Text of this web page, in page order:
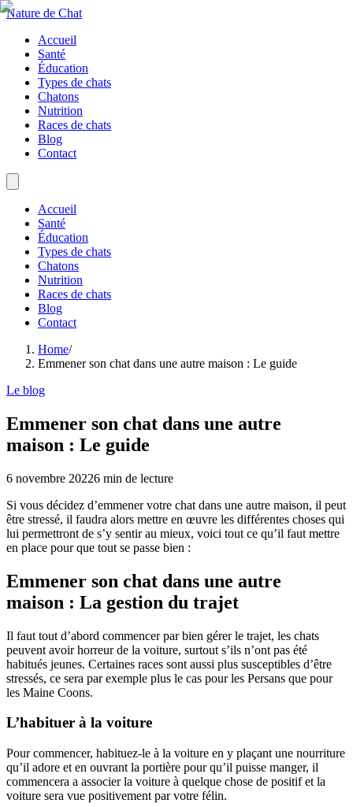
Nature de Chat
Accueil
Santé
Éducation
Types de chats
Chatons
Nutrition
Races de chats
Blog
Contact
Accueil
Santé
Éducation
Types de chats
Chatons
Nutrition
Races de chats
Blog
Contact
Home/
Emmener son chat dans une autre maison : Le guide
Le blog
Emmener son chat dans une autre
maison : Le guide
6 novembre 20226 min de lecture
Si vous décidez d’emmener votre chat dans une autre maison, il peut
être stressé, il faudra alors mettre en œuvre les différentes choses qui
lui permettront de s’y sentir au mieux, voici tout ce qu’il faut mettre
en place pour que tout se passe bien :
Emmener son chat dans une autre
maison : La gestion du trajet
Il faut tout d’abord commencer par bien gérer le trajet, les chats
peuvent avoir horreur de la voiture, surtout s’ils n’ont pas été
habitués jeunes. Certaines races sont aussi plus susceptibles d’être
stressés, ce sera par exemple plus le cas pour les Persans que pour
les Maine Coons.
L’habituer à la voiture
Pour commencer, habituez-le à la voiture en y plaçant une nourriture
qu’il adore et en ouvrant la portière pour qu’il puisse manger, il
commencera a associer la voiture à quelque chose de positif et la
voiture sera vue positivement par votre félin.